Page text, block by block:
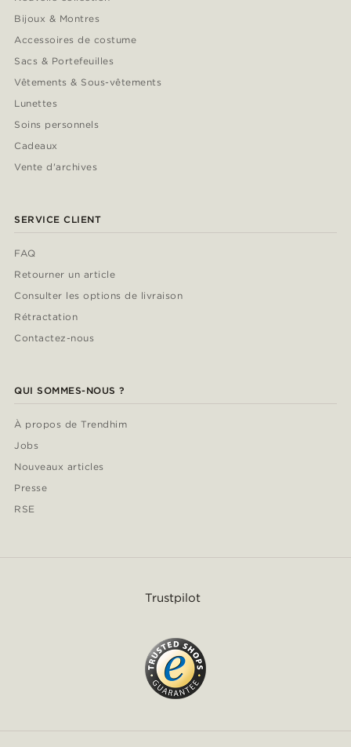
Bijoux & Montres
Accessoires de costume
Sacs & Portefeuilles
Vêtements & Sous-vêtements
Lunettes
Soins personnels
Cadeaux
Vente d'archives
SERVICE CLIENT
FAQ
Retourner un article
Consulter les options de livraison
Rétractation
Contactez-nous
QUI SOMMES-NOUS ?
À propos de Trendhim
Jobs
Nouveaux articles
Presse
RSE
Trustpilot